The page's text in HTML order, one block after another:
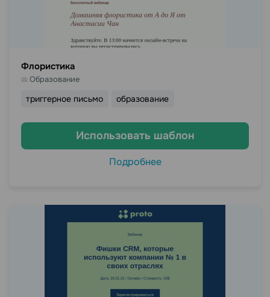
Флористика
Образование
триггерное письмо образование
Использовать шаблон
Подробнее